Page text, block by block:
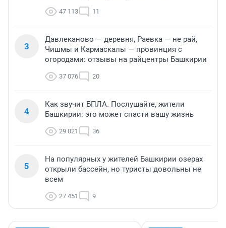
47 113 11
3
Давлеканово — деревня, Раевка — не рай,
Чишмы и Кармаскалы — провинция с
огородами: отзывы на райцентры Башкирии
37 076 20
4
Как звучит БПЛА. Послушайте, жители
Башкирии: это может спасти вашу жизнь
29 021 36
5
На популярных у жителей Башкирии озерах
открыли бассейн, но туристы довольны не
всем
27 451 9